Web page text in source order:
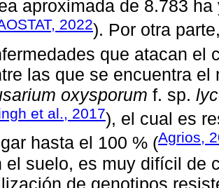
aproximada de 8.783
2022). Por otra
que atacan el
las que se encuentra
oxysporum f. sp.
et al., 2017), el cual es
hasta el 100 % (Agrios,
el suelo, es muy difícil de
de genotipos